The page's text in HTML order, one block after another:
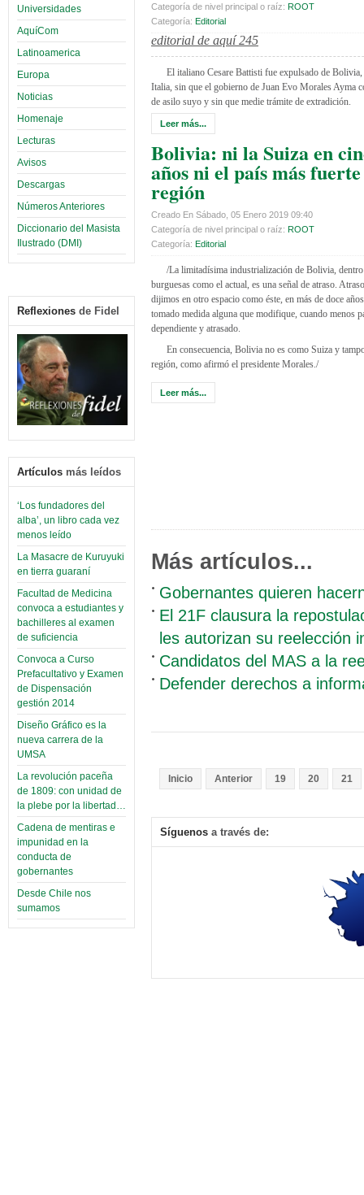
Universidades
AquíCom
Latinoamerica
Europa
Noticias
Homenaje
Lecturas
Avisos
Descargas
Números Anteriores
Diccionario del Masista
Ilustrado (DMI)
Reflexiones de Fidel
Artículos más leídos
‘Los fundadores del
alba’, un libro cada vez
menos leído
La Masacre de Kuruyuki
en tierra guaraní
Facultad de Medicina
convoca a estudiantes y
bachilleres al examen
de suficiencia
Convoca a Curso
Prefacultativo y Examen
de Dispensación
gestión 2014
Diseño Gráfico es la
nueva carrera de la
UMSA
La revolución paceña
de 1809: con unidad de
la plebe por la libertad…
Cadena de mentiras e
impunidad en la
conducta de
gobernantes
Desde Chile nos
sumamos
Categoría de nivel principal o raíz: ROOT
Categoría: Editorial
editorial de aquí 245
El italiano Cesare Battisti fue expulsado de Bolivia,
Italia, sin que el gobierno de Juan Evo Morales Ayma
de asilo suyo y sin que medie trámite de extradición.
Leer más...
Bolivia: ni la Suiza en
años ni el país más
región
Creado En Sábado, 05 Enero 2019 09:40
Categoría de nivel principal o raíz: ROOT
Categoría: Editorial
/La limitadísima industrialización de Bolivia,
burguesas como el actual, es una señal de atraso.
dijimos en otro espacio como éste, en más de doce
tomado medida alguna que modifique, cuando menos
dependiente y atrasado.
En consecuencia, Bolivia no es como Suiza y
región, como afirmó el presidente Morales./
Leer más...
Más artículos...
Gobernantes quieren
El 21F clausura la
les autorizan su reelección
Candidatos del MAS a la
Defender derechos a
Inicio Anterior 19 20 21
Síguenos a través de: